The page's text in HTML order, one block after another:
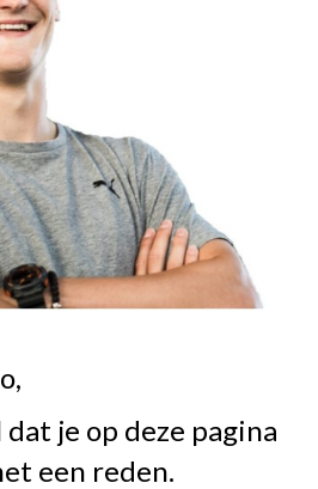
je op deze pagina
een reden.